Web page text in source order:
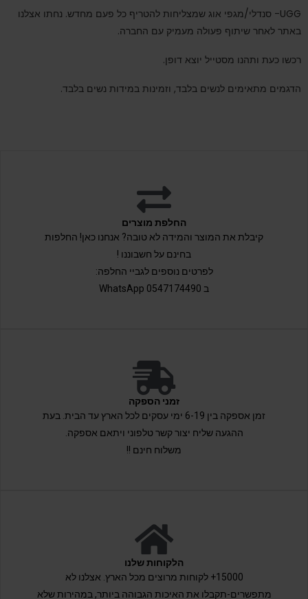
UGG- סנדלי/מגפי אוג שמצליחות להטריף כל פעם מחדש. נחתו אצלנו
באתר לאחר שיתוף פעולה מעמיק עם החברה.
רכשו כעת ותהנו מסטייל יוצא דופן.
הדגמים מתאימים לנשים בלבד, וזמינות במידות נשים בלבד.
החלפת מוצרים
קיבלת את המוצר והמידה לא טובה? אנחנו כאן! החלפות
בחינם על חשבוננו !
לפרטים נוספים לגביי החלפה:
ב 0547174490 WhatsApp
זמני הספקה
זמן אספקה בין 6-19 ימי עסקים לכל הארץ עד הבית. בעת
ההגעה שליח יצור קשר טלפוני ויתאם אספקה.
משלוח חינם !!
הלקוחות שלנו
15000+ לקוחות מרוצים מכל הארץ. אצלנו לא
מתפשרים-תקבלו את האיכות הגבוהה ביותר, במהירות שלא